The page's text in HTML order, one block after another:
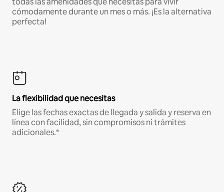
cómodamente durante un mes o más. ¡Es la alternativa
perfecta!
La flexibilidad que necesitas
Elige las fechas exactas de llegada y salida y reserva en
línea con facilidad, sin compromisos ni trámites
adicionales.*